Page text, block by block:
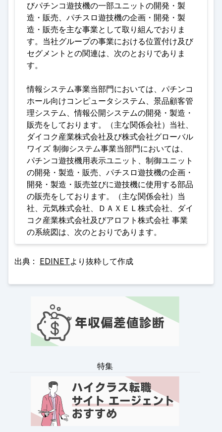
びパチンコ遊技機の一部ユニットの開発・製
造・販売、パチスロ遊技機の企画・開発・製
造・販売を主な事業として取り組んでおりま
す。当社グループの事業における位置付け及び
セグメントとの関連は、次のとおりでありま
す。
情報システム事業当部門においては、パチンコ
ホール向けコンピュータシステム、景品顧客管
理システム、情報公開システムの開発・製造・
販売をしております。（主な関係会社）当社、
ダイコク産業株式会社及び株式会社グローバル
ワイズ 制御システム事業当部門においては、
パチンコ遊技機用表示ユニット、制御ユニット
の開発・製造・販売、パチスロ遊技機の企画・
開発・製造・販売並びに遊技機に使用する部品
の販売をしております。（主な関係会社）当
社、元気株式会社、ＤＡＸＥＬ株式会社、ダイ
コク産業株式会社及びアロフト株式会社 事業
の系統図は、次のとおりであります。
出典 : EDINETより抜粋して作成
特集